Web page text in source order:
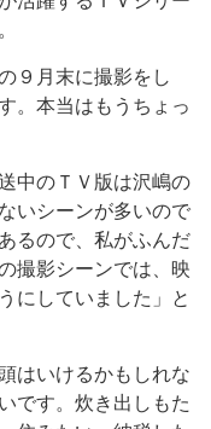
９月末に撮影をし
。本当はもうちょっ
中のＴＶ版は沢嶋の
いシーンが多いので
るので、私がふんだ
撮影シーンでは、映
にしていました」と
はいけるかもしれな
です。炊き出しもた